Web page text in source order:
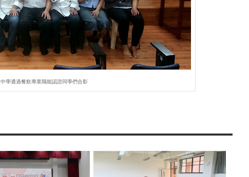
學通過餐飲專業職能認證同學們合影